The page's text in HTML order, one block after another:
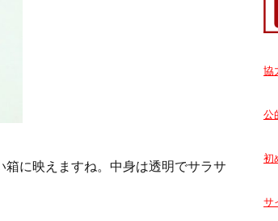
に映えますね。中身は透明でサラサ
協
公
初
サ